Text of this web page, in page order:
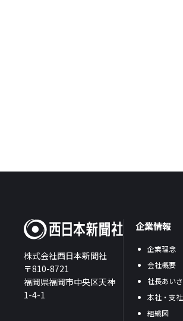
株式会社西日本新聞社
〒810-8721
福岡県福岡市中央区天神
1-4-1
企業情報
企業理念
会社概要
社長あい
本社・支社
組織図